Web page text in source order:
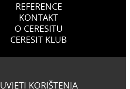
REFERENCE
KONTAKT
O CERESITU
CERESIT KLUB
UVJETI KORIŠTENJA